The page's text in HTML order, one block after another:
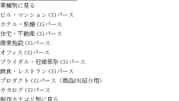
業種別に見る
ビル・マンション CGパース
ホテル・旅館 CGパース
住宅・不動産 CGパース
商業施設 CGパース
オフィス CGパース
ブライダル・冠婚葬祭 CGパース
飲食・レストラン CGパース
プロダクト CGパース（商品PR紹介用）
カタログ CGパース
制作カテゴリ別に見る